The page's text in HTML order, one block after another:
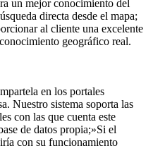
un mejor conocimiento del
directa desde el mapa;
al cliente una excelente
geográfico real.
en los portales
Nuestro sistema soporta las
con las que cuenta este
de datos propia;»Si el
con su funcionamiento